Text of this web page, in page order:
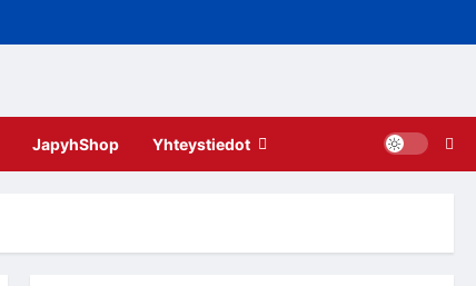
JapyhShop Yhteystiedot